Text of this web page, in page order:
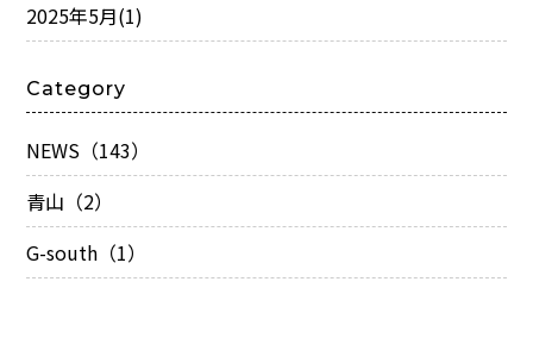
2025年5月(1)
Category
NEWS（143）
青山（2）
G-south（1）